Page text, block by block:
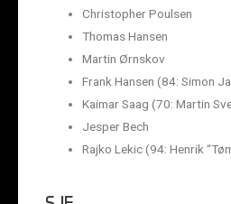
Christopher Poulsen
Thomas Hansen
Martin Ørnskov
Frank Hansen (84: Simon
Kaimar Saag (70: Martin
Jesper Bech
Rajko Lekic (94: Henrik